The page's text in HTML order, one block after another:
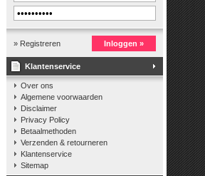
» Registreren Inloggen »
Klantenservice
Over ons
Algemene voorwaarden
Disclaimer
Privacy Policy
Betaalmethoden
Verzenden & retourneren
Klantenservice
Sitemap